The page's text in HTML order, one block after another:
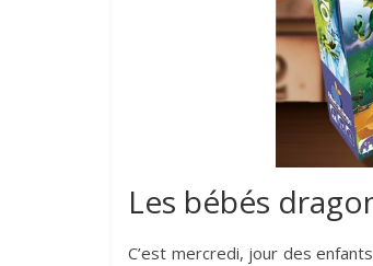
Les bébés
C’est mercredi, jour des